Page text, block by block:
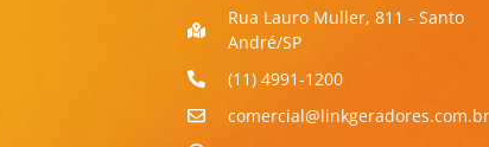
Rua Lauro Muller, 811 - Santo
André/SP
(11) 4991-1200
comercial@linkgeradores.com.br